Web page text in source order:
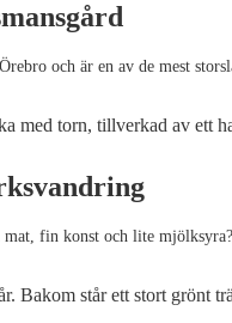
och är en av de mest
fin konst och lite